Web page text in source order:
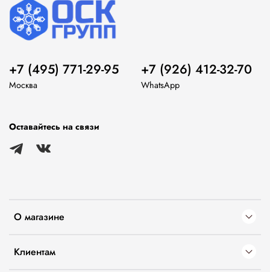
О магазине
Клиентам
+7 (495) 771-29-95
Москва
+7 (926) 412-32-70
WhatsApp
Оставайтесь на связи